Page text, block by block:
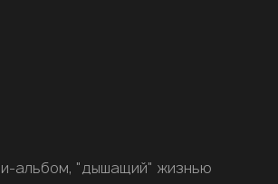
альбом, "дышащий" жизнью